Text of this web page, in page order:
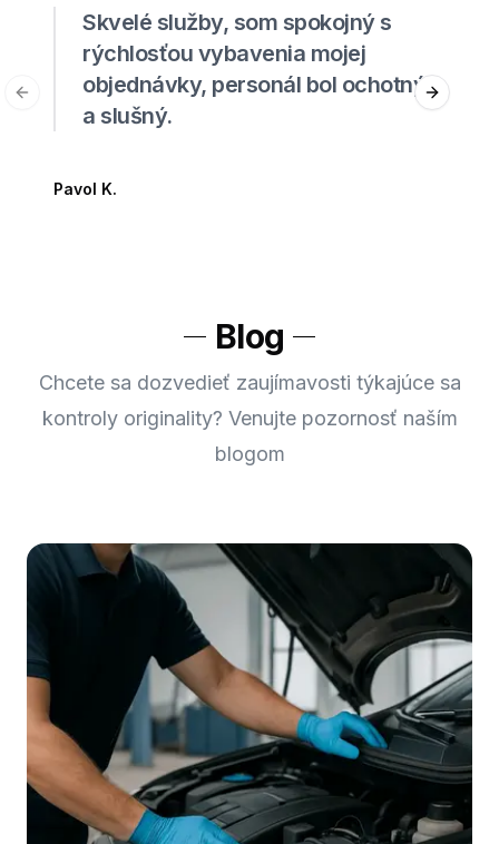
Skvelé služby, som spokojný s
rýchlosťou vybavenia mojej
objednávky, personál bol ochotný
a slušný.
Pavol K.
Previous slide Next
Blog
Chcete sa dozvedieť zaujímavosti týkajúce sa
kontroly originality? Venujte pozornosť naším
blogom